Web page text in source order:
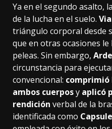
Ya en el segundo asalto,
de la lucha en el suelo.
triángulo corporal desde
que en otras ocasiones
peleas. Sin embargo,
circunstancia para
convencional: comprimió
ambos cuerposy aplicó
rendición verbal de la
identificada como